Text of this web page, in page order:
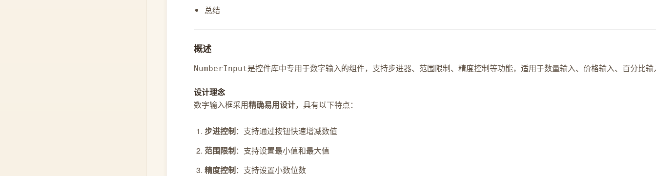
总结
概述
NumberInput是控件库中专用于数字输入的组件，支持步进器、范围限制、精度控制等功能，适用于数量输入、价格输入、百分比
设计理念
数字输入框采用精确易用设计，具有以下特点：
步进控制：支持通过按钮快速增减数值
范围限制：支持设置最小值和最大值
精度控制：支持设置小数位数